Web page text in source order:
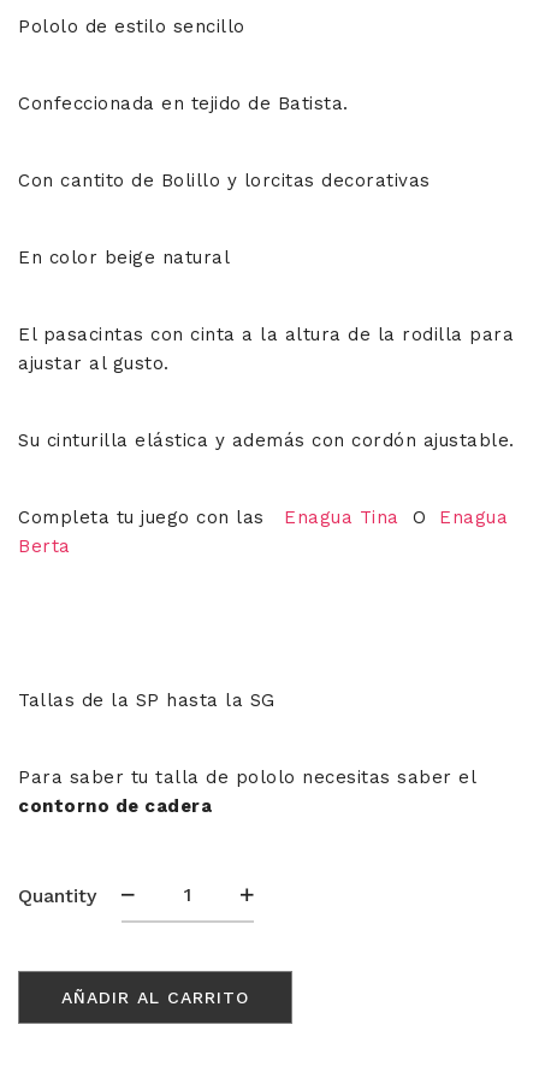
Pololo de estilo sencillo
Confeccionada en tejido de Batista.
Con cantito de Bolillo y lorcitas decorativas
En color beige natural
El pasacintas con cinta a la altura de la rodilla para
ajustar al gusto.
Su cinturilla elástica y además con cordón ajustable.
Completa tu juego con las Enagua Tina O Enagua
Berta
Tallas de la SP hasta la SG
Para saber tu talla de pololo necesitas saber el
contorno de cadera
Quantity
Pololo
TINA
AÑADIR AL CARRITO